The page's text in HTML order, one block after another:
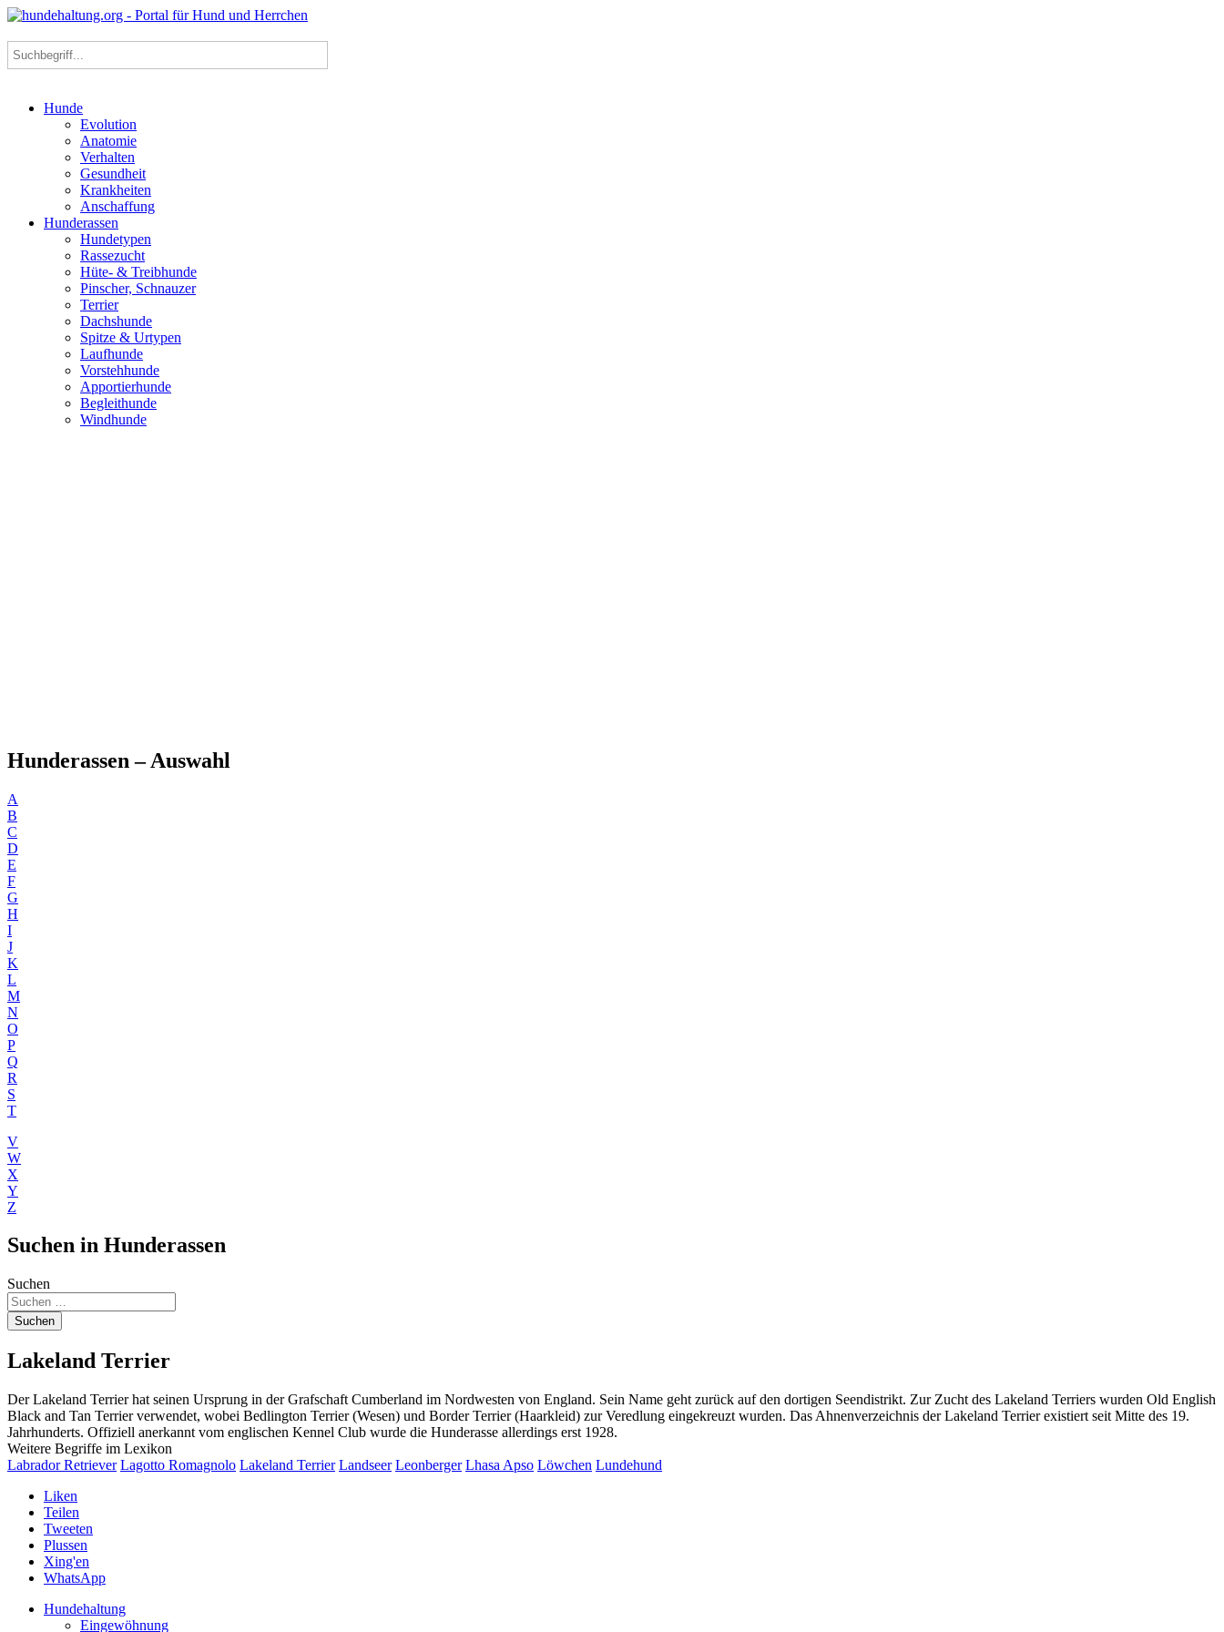
Hunde
Evolution
Anatomie
Verhalten
Gesundheit
Krankheiten
Anschaffung
Hunderassen
Hundetypen
Rassezucht
Hüte- & Treibhunde
Pinscher, Schnauzer
Terrier
Dachshunde
Spitze & Urtypen
Laufhunde
Vorstehhunde
Apportierhunde
Begleithunde
Windhunde
Hunderassen – Auswahl
A
B
C
D
E
F
G
H
I
J
K
L
M
N
O
P
Q
R
S
T
V
W
X
Y
Z
Suchen in Hunderassen
Suchen
Suchen
Lakeland Terrier
Der Lakeland Terrier hat seinen Ursprung in der Grafschaft Cumberland im Nordwesten von England. Sein Name geht zurück auf den dortigen Seendistrikt. Zur Zucht des Lakeland Terriers wurden Old English
Black and Tan Terrier verwendet, wobei Bedlington Terrier (Wesen) und Border Terrier (Haarkleid) zur Veredlung eingekreuzt wurden. Das Ahnenverzeichnis der Lakeland Terrier existiert seit Mitte des 19.
Jahrhunderts. Offiziell anerkannt vom englischen Kennel Club wurde die Hunderasse allerdings erst 1928.
Weitere Begriffe im Lexikon
Labrador Retriever Lagotto Romagnolo Lakeland Terrier Landseer Leonberger Lhasa Apso Löwchen Lundehund
Liken
Teilen
Tweeten
Plussen
Xing'en
WhatsApp
Hundehaltung
Eingewöhnung